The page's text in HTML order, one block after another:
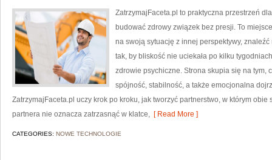
ZatrzymajFaceta.pl to praktyczna przestrzeń
budować zdrowy związek bez presji. To
na swoją sytuację z innej perspektywy,
tak, by bliskość nie uciekała po kilku
zdrowie psychiczne. Strona skupia się na
spójność, stabilność, a także emocjonalna
ZatrzymajFaceta.pl uczy krok po kroku, jak tworzyć partnerstwo, w którym obie
partnera nie oznacza zatrzasnąć w klatce, [ Read More ]
CATEGORIES: NOWE TECHNOLOGIE